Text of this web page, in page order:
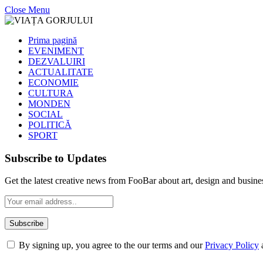
Close Menu
Prima pagină
EVENIMENT
DEZVALUIRI
ACTUALITATE
ECONOMIE
CULTURA
MONDEN
SOCIAL
POLITICĂ
SPORT
Subscribe to Updates
Get the latest creative news from FooBar about art, design and
By signing up, you agree to the our terms and ourPrivacy Policy